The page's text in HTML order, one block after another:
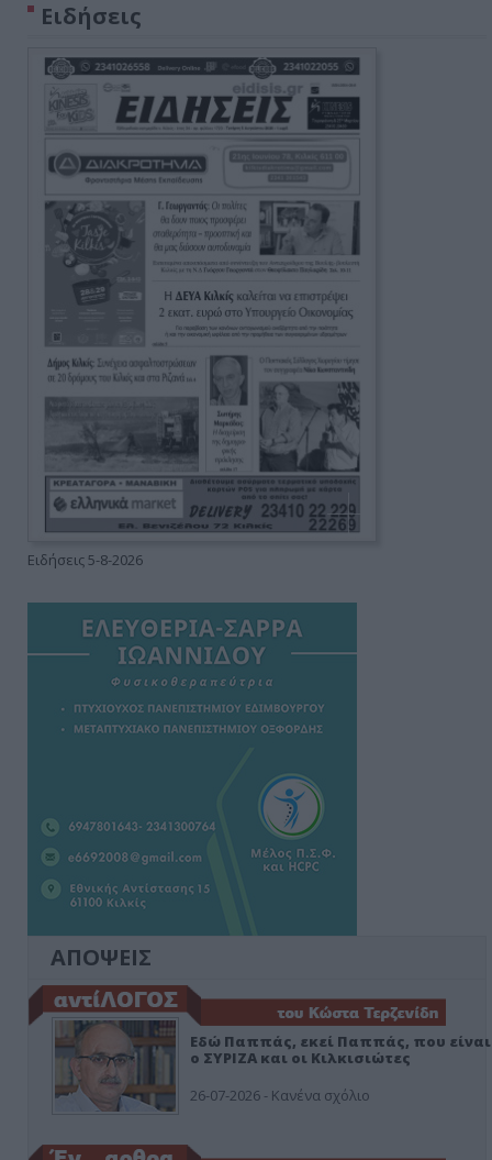
Ειδήσεις
Ειδήσεις 5-8-2026
ΑΠΟΨΕΙΣ
Εδώ Παππάς, εκεί Παππάς, που είναι
ο ΣΥΡΙΖΑ και οι Κιλκισιώτες
26-07-2026 - Κανένα σχόλιο